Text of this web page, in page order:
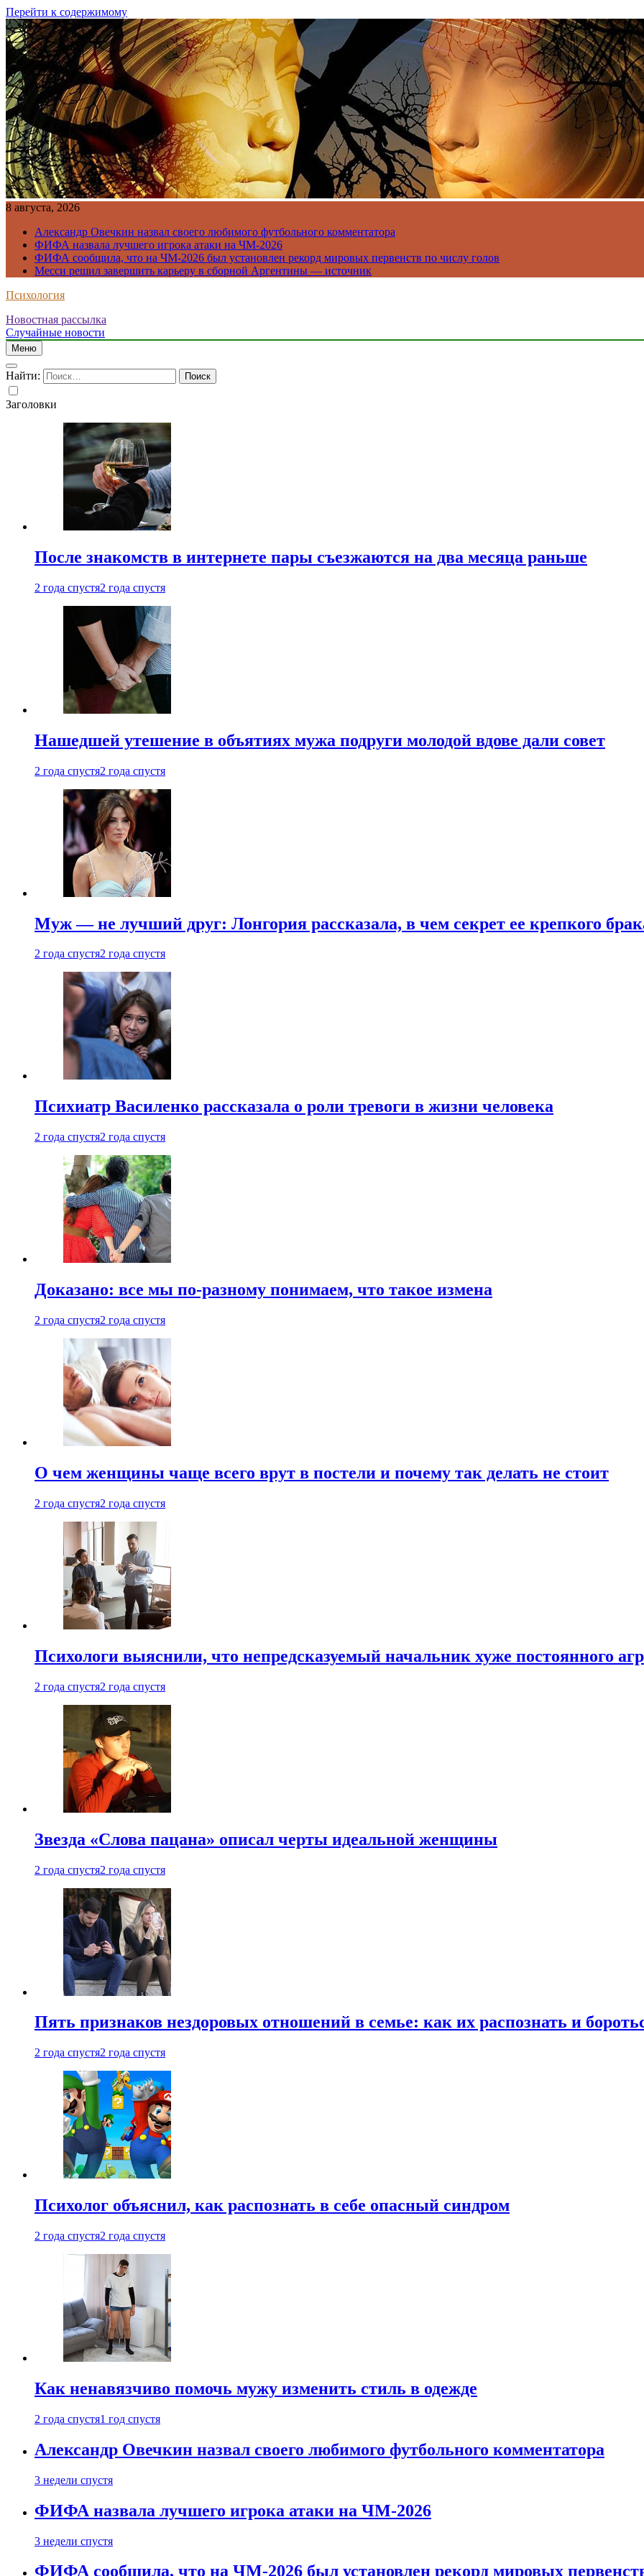
Перейти к содержимому
8 августа, 2026
Александр Овечкин назвал своего любимого футбольного комментатора
ФИФА назвала лучшего игрока атаки на ЧМ-2026
ФИФА сообщила, что на ЧМ-2026 был установлен рекорд мировых первенств по числу голов
Месси решил завершить карьеру в сборной Аргентины — источник
Психология
Новостная рассылка
Случайные новости
Меню
Найти:
Заголовки
После знакомств в интернете пары съезжаются на два месяца раньше
2 года спустя2 года спустя
Нашедшей утешение в объятиях мужа подруги молодой вдове дали совет
2 года спустя2 года спустя
Муж — не лучший друг: Лонгория рассказала, в чем секрет ее крепкого
2 года спустя2 года спустя
Психиатр Василенко рассказала о роли тревоги в жизни человека
2 года спустя2 года спустя
Доказано: все мы по-разному понимаем, что такое измена
2 года спустя2 года спустя
О чем женщины чаще всего врут в постели и почему так делать не стоит
2 года спустя2 года спустя
Психологи выяснили, что непредсказуемый начальник хуже постоянного
2 года спустя2 года спустя
Звезда «Слова пацана» описал черты идеальной женщины
2 года спустя2 года спустя
Пять признаков нездоровых отношений в семье: как их распознать и
2 года спустя2 года спустя
Психолог объяснил, как распознать в себе опасный синдром
2 года спустя2 года спустя
Как ненавязчиво помочь мужу изменить стиль в одежде
2 года спустя1 год спустя
Александр Овечкин назвал своего любимого футбольного комментатора
3 недели спустя
ФИФА назвала лучшего игрока атаки на ЧМ-2026
3 недели спустя
ФИФА сообщила, что на ЧМ-2026 был установлен рекорд мировых